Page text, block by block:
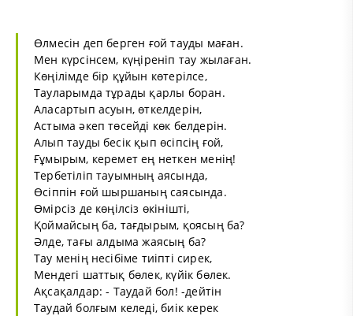
Өлмесін деп берген ғой тауды маған.
Мен күрсінсем, күңіреніп тау жылаған.
Көңілімде бір құйын көтерілсе,
Тауларымда тұрады қарлы боран.
Аласартып асуын, өткелдерін,
Астыма әкеп төсейді көк белдерін.
Алып тауды бесік қып өсіпсің ғой,
Ғұмырым, керемет ең неткен менің!
Тербетіліп тауымның аясында,
Өсіппін ғой шыршаның саясында.
Өмірсіз де көңілсіз өкінішті,
Қоймайсың ба, тағдырым, қоясың ба?
Әлде, тағы алдыма жаясың ба?
Тау менің несібіме тиіпті сирек,
Мендегі шаттық бөлек, күйік бөлек.
Ақсақалдар: - Таудай бол! -дейтін
Таудай болғым келеді, биік керек